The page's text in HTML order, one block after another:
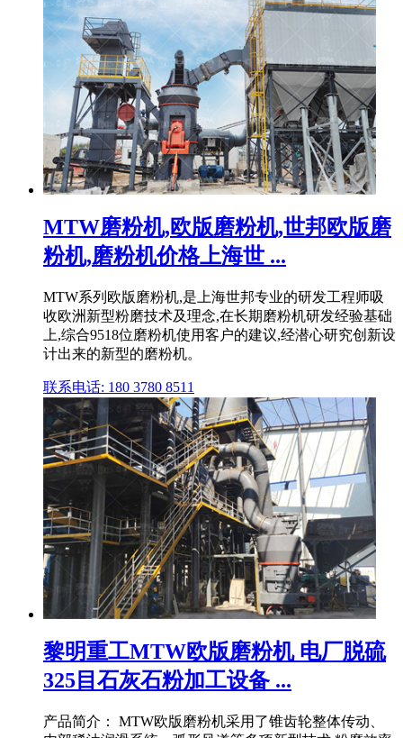
MTW磨粉机,欧版磨粉机,世邦欧版磨
粉机,磨粉机价格上海世 ...
MTW系列欧版磨粉机,是上海世邦专业的研发工程师吸
收欧洲新型粉磨技术及理念,在长期磨粉机研发经验基础
上,综合9518位磨粉机使用客户的建议,经潜心研究创新设
计出来的新型的磨粉机。
联系电话: 180 3780 8511
黎明重工MTW欧版磨粉机 电厂脱硫
325目石灰石粉加工设备 ...
产品简介： MTW欧版磨粉机采用了锥齿轮整体传动、